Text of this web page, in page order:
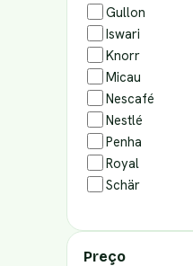
Gullon
Iswari
Knorr
Micau
Nescafé
Nestlé
Penha
Royal
Schär
Preço